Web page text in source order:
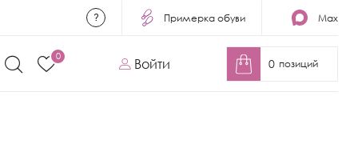
Примерка обуви Max
0
Войти 0 позиций